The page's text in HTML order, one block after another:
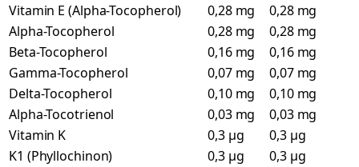
Vitamin E (Alpha-Tocopherol)
0,28 mg
0,28 mg
Alpha-Tocopherol
0,28 mg
0,28 mg
Beta-Tocopherol
0,16 mg
0,16 mg
Gamma-Tocopherol
0,07 mg
0,07 mg
Delta-Tocopherol
0,10 mg
0,10 mg
Alpha-Tocotrienol
0,03 mg
0,03 mg
Vitamin K
0,3 µg
0,3 µg
K1 (Phyllochinon)
0,3 µg
0,3 µg